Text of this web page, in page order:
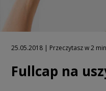
25.05.2018 | Przeczytasz w 2 min
Fullcap na